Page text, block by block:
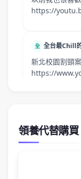
領養代替購買